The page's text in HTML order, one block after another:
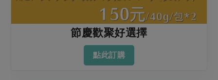
節慶歡聚好選擇
點此訂購